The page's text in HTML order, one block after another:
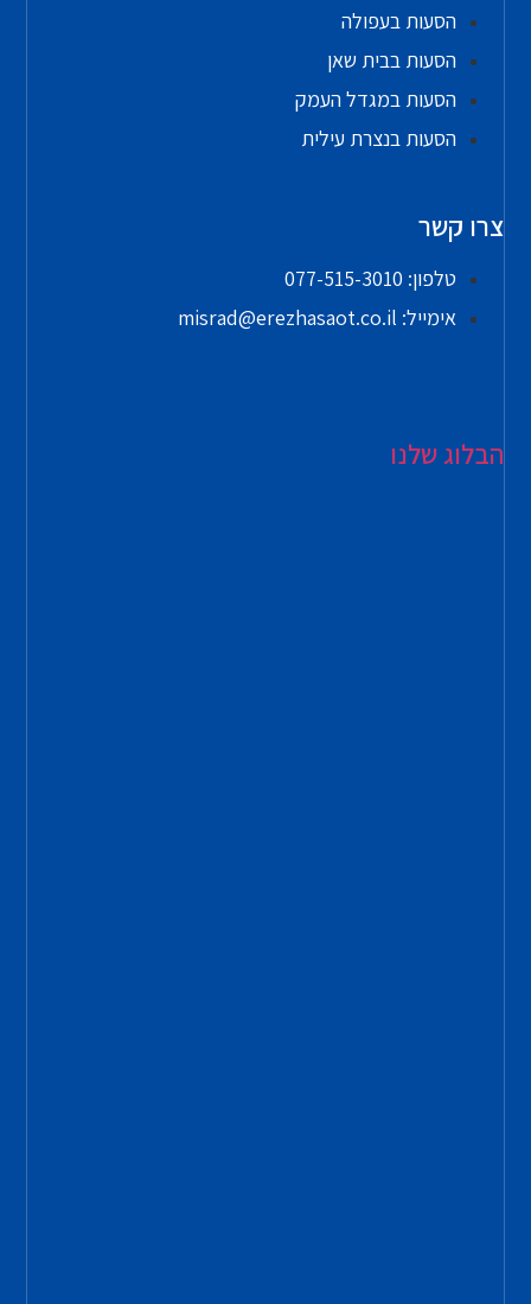
הסעות בעפולה
הסעות בבית שאן
הסעות במגדל העמק
הסעות בנצרת עילית
צרו קשר
טלפון: 077-515-3010
אימייל: misrad@erezhasaot.co.il
הבלוג שלנו